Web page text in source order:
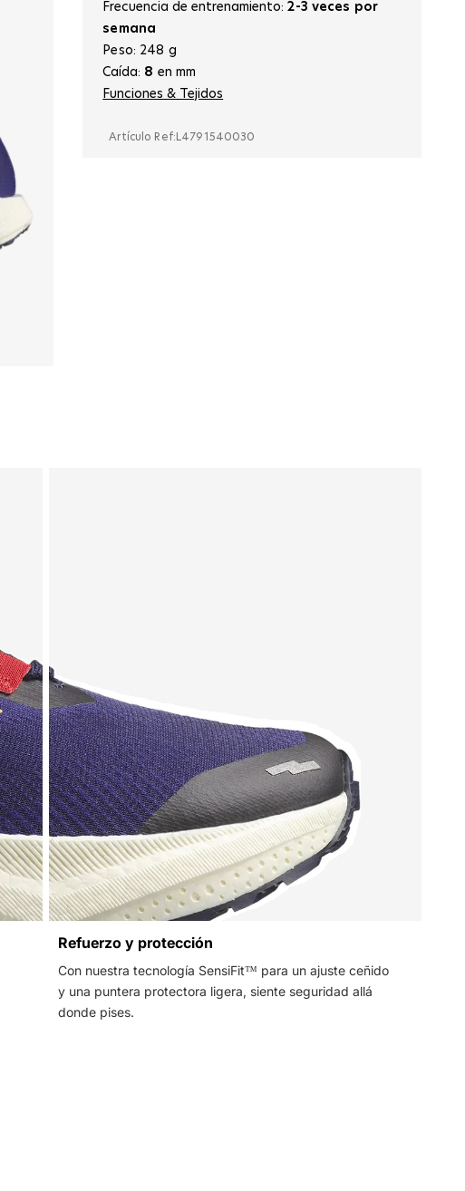
Frecuencia de entrenamiento: 2-3 veces por
semana
Peso: 248 g
Caída: 8 en mm
Funciones & Tejidos
Artículo Ref: L4791540030
Refuerzo y protección
Con nuestra tecnología SensiFit™ para un ajuste ceñido
y una puntera protectora ligera, siente seguridad allá
donde pises.